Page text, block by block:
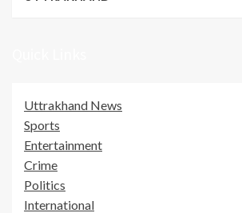
Uttrakhand News
Sports
Entertainment
Crime
Politics
International